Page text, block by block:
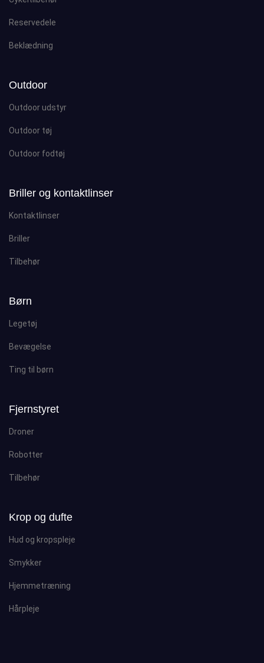
Reservedele
Beklædning
Outdoor
Outdoor udstyr
Outdoor tøj
Outdoor fodtøj
Briller og kontaktlinser
Kontaktlinser
Briller
Tilbehør
Børn
Legetøj
Bevægelse
Ting til børn
Fjernstyret
Droner
Robotter
Tilbehør
Krop og dufte
Hud og kropspleje
Smykker
Hjemmetræning
Hårpleje